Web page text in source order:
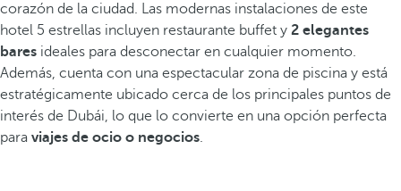
corazón de la ciudad. Las modernas instalaciones de este
hotel 5 estrellas incluyen restaurante buffet y 2 elegantes
bares ideales para desconectar en cualquier momento.
Además, cuenta con una espectacular zona de piscina y está
estratégicamente ubicado cerca de los principales puntos de
interés de Dubái, lo que lo convierte en una opción perfecta
para viajes de ocio o negocios.